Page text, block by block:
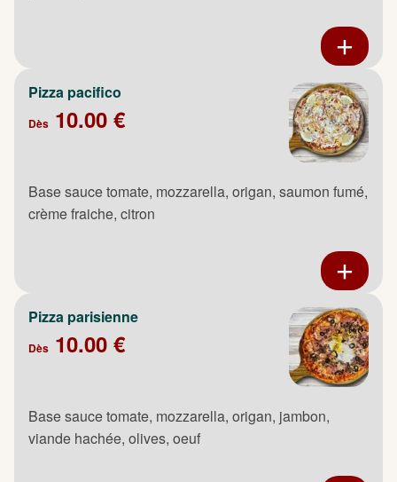
Pizza pacifico
Dès 10.00 €
Base sauce tomate, mozzarella, origan, saumon fumé,
crème fraiche, citron
Pizza parisienne
Dès 10.00 €
Base sauce tomate, mozzarella, origan, jambon,
viande hachée, olives, oeuf